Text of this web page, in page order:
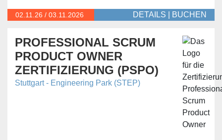
02.11. 26 / 03.11.2026 DETAILS BUCHEN
PROFESSIONAL SCRUM
PRODUCT OWNER
ZERTIFIZIERUNG (PSPO)
Stuttgart - Engineering Park (STEP)